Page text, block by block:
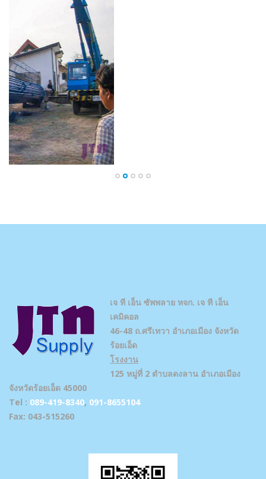
เจ ที เอ็น ซัพพลาย หจก. เจ ที เอ็น
เคมิคอล
46-48 ถ.ศรีเทวา อำเภอเมือง จังหวัด
ร้อยเอ็ด
โรงงาน
125 หมู่ที่ 2 ตำบลดงลาน อำเภอเมือง
จังหวัดร้อยเอ็ด 45000
Tel : 089-419-8340, 091-8655104
Fax: 043-515260